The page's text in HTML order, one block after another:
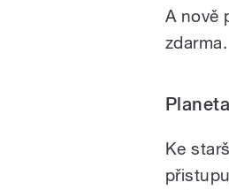
A nově
zdarma.
Ke